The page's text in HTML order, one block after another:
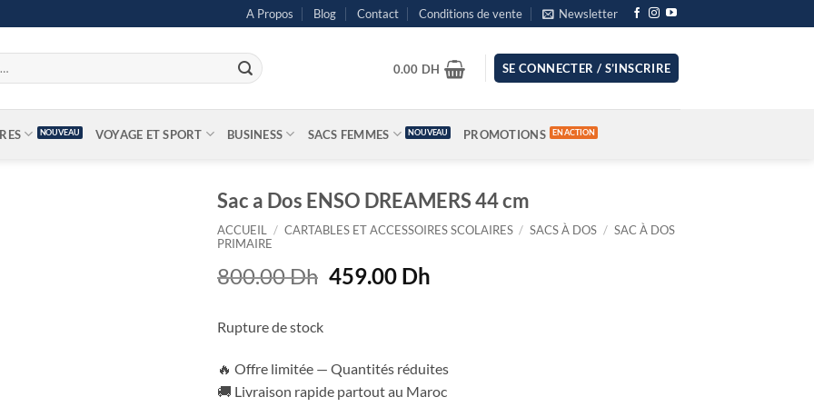
A Propos Blog Contact Conditions de vente Newsletter
0.00 DH SE CONNECTER / S’INSCRIRE
VOYAGE ET SPORT BUSINESS SACS FEMMES PROMOTIONS
Sac a Dos ENSO DREAMERS 44 cm
ACCUEIL / CARTABLES ET ACCESSOIRES SCOLAIRES / SACS À DOS / SAC À DOS
PRIMAIRE
800.00Dh Le
800.00 Dh.
459.00 Dh
459.00 Dh.
Rupture de stock
🔥 Offre limitée — Quantités réduites
🚚 Livraison rapide partout au Maroc